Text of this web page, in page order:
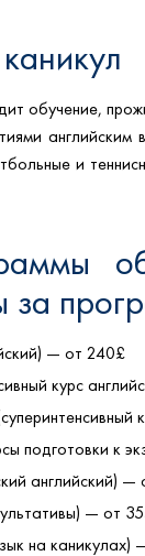
обучение,
и
за
— от 240£
курс
подготовки к
английский)
— от
на